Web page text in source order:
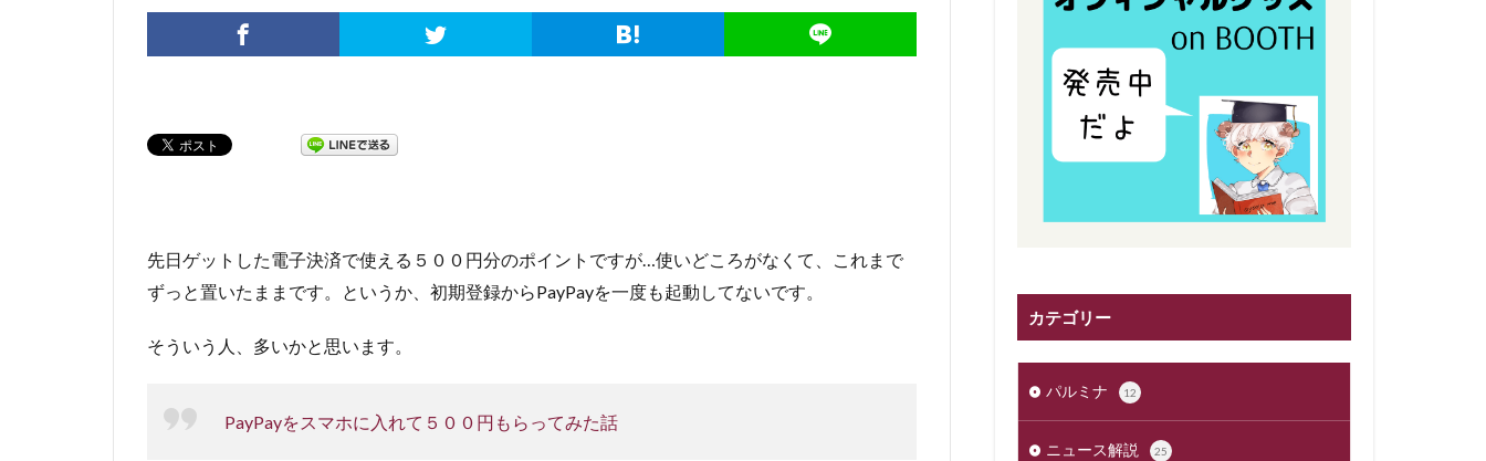
先日ゲットした電子決済で使える５００円分のポイントですが…使いどころがなくて、これまで
ずっと置いたままです。というか、初期登録からPayPayを一度も起動してないです。
そういう人、多いかと思います。
PayPayをスマホに入れて５００円もらってみた話
カテゴリー
パルミナ 12
ニュース解説 25